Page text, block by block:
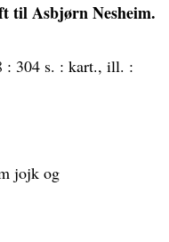
til Asbjørn Nesheim.
: 304 s. : kart., ill. :
jojk og